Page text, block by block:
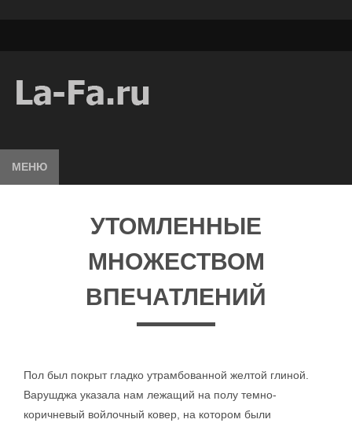
МЕНЮ
УТОМЛЕННЫЕ
МНОЖЕСТВОМ
ВПЕЧАТЛЕНИЙ
Пол был покрыт гладко утрамбованной желтой глиной.
Варушджа указала нам лежащий на полу темно-
коричневый войлочный ковер, на котором были